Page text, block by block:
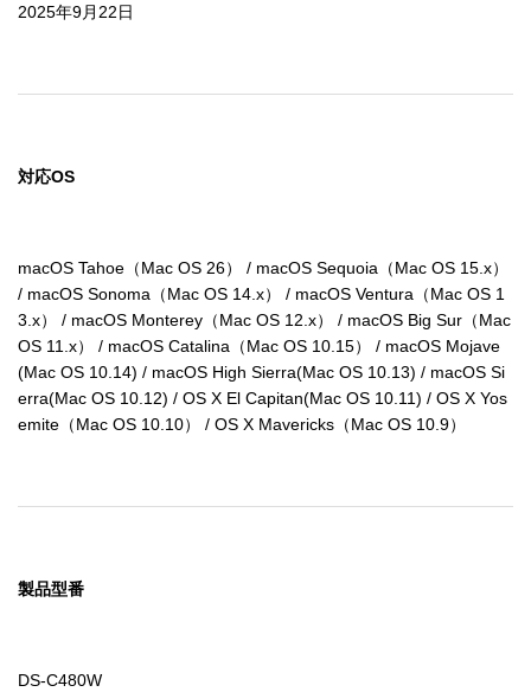
2025年9月22日
対応OS
macOS Tahoe（Mac OS 26） / macOS Sequoia（Mac OS 15.x）
/ macOS Sonoma（Mac OS 14.x） / macOS Ventura（Mac OS 1
3.x） / macOS Monterey（Mac OS 12.x） / macOS Big Sur（Mac
OS 11.x） / macOS Catalina（Mac OS 10.15） / macOS Mojave
(Mac OS 10.14) / macOS High Sierra(Mac OS 10.13) / macOS Si
erra(Mac OS 10.12) / OS X El Capitan(Mac OS 10.11) / OS X Yos
emite（Mac OS 10.10） / OS X Mavericks（Mac OS 10.9）
製品型番
DS-C480W